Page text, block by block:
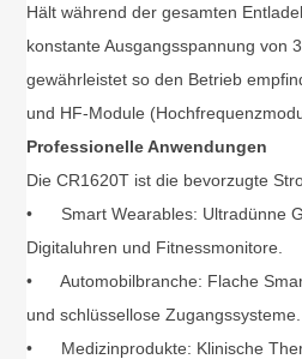
Hält während der gesamten
konstante Ausgangsspannung von
gewährleistet so den Betrieb
und HF-Module
Professionelle Anwendungen
Die CR1620T ist die bevorzugte
• Smart Wearables: Ultradünne
Digitaluhren und Fitnessmonitore.
• Automobilbranche: Flache
und schlüssellose Zugangssysteme.
• Medizinprodukte: Klinische